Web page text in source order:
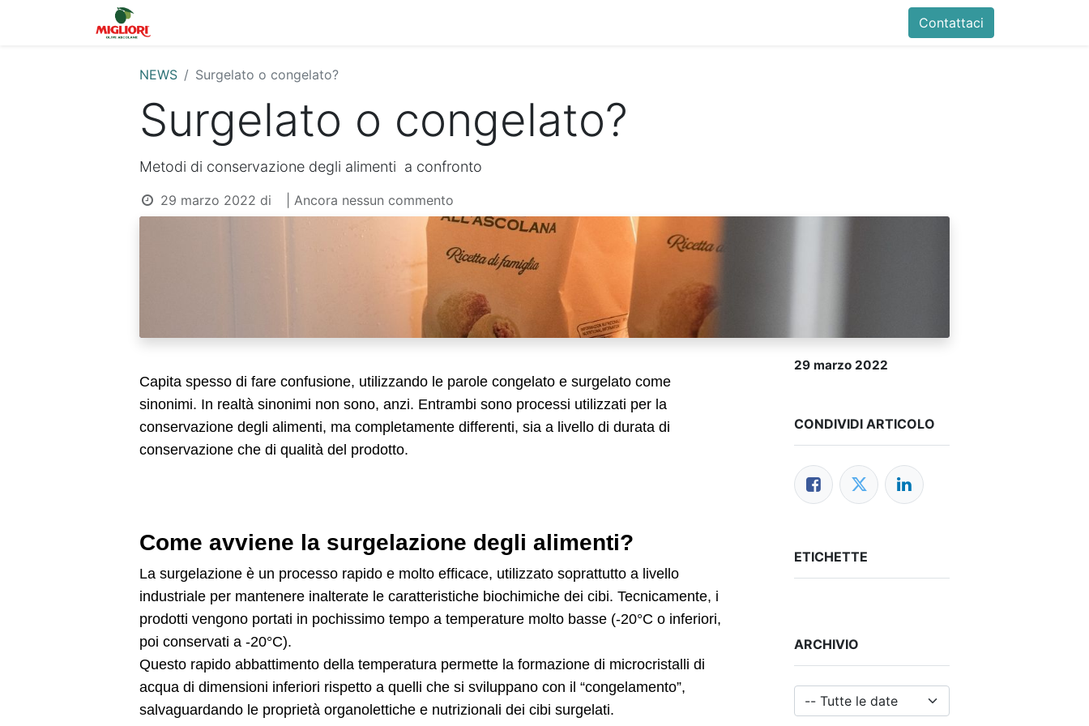
Contattaci
NEWS Surgelato o congelato?
Surgelato o congelato?
Metodi di conservazione degli alimenti a confronto
29 marzo 2022 di | Ancora nessun commento
Capita spesso di fare confusione, utilizzando le parole congelato e surgelato come
sinonimi. In realtà sinonimi non sono, anzi. Entrambi sono processi utilizzati per la
conservazione degli alimenti, ma completamente differenti, sia a livello di durata di
conservazione che di qualità del prodotto.
Come avviene la surgelazione degli alimenti?
La surgelazione è un processo rapido e molto efficace, utilizzato soprattutto a livello
industriale per mantenere inalterate le caratteristiche biochimiche dei cibi. Tecnicamente, i
prodotti vengono portati in pochissimo tempo a temperature molto basse (-20°C o inferiori,
poi conservati a -20°C).
Questo rapido abbattimento della temperatura permette la formazione di microcristalli di
acqua di dimensioni inferiori rispetto a quelli che si sviluppano con il “congelamento”,
salvaguardando le proprietà organolettiche e nutrizionali dei cibi surgelati.
29 marzo 2022
CONDIVIDI ARTICOLO
ETICHETTE
ARCHIVIO